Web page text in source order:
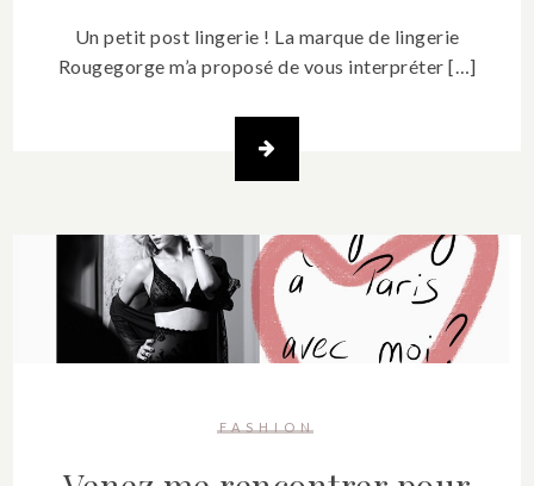
Un petit post lingerie ! La marque de lingerie
Rougegorge m’a proposé de vous interpréter […]
FASHION